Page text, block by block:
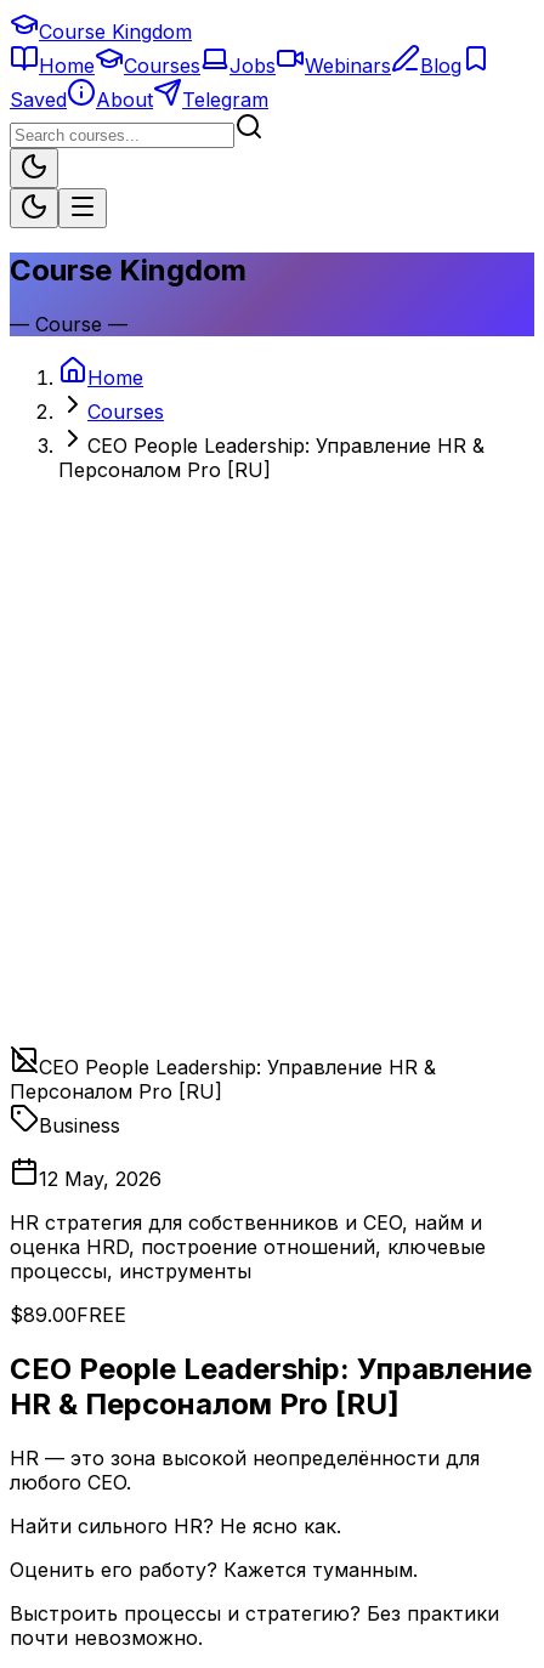
Course Kingdom
Home
Courses Jobs Webinars
Blog
Saved
About Telegram
Course Kingdom
— Course —
Home
Courses
CEO People Leadership: Управление HR &
Персоналом Pro [RU]
CEO People Leadership: Управление HR &
Персоналом Pro [RU]
Business
12 May, 2026
HR стратегия для собственников и CEO, найм и
оценка HRD, построение отношений, ключевые
процессы, инструменты
$89.00FREE
CEO People Leadership: Управление
HR & Персоналом Pro [RU]
HR — это зона высокой неопределённости для
любого CEO.
Найти сильного HR? Не ясно как.
Оценить его работу? Кажется туманным.
Выстроить процессы и стратегию? Без практики
почти невозможно.